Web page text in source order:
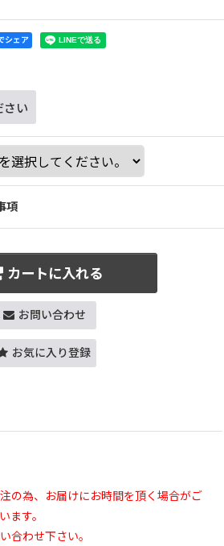
シェア
さい
項
カートに入れる
お問い合わせ
お気に入り登録
の為、お届けにお時間を頂く場合がご
ます。
合わせ下さい。